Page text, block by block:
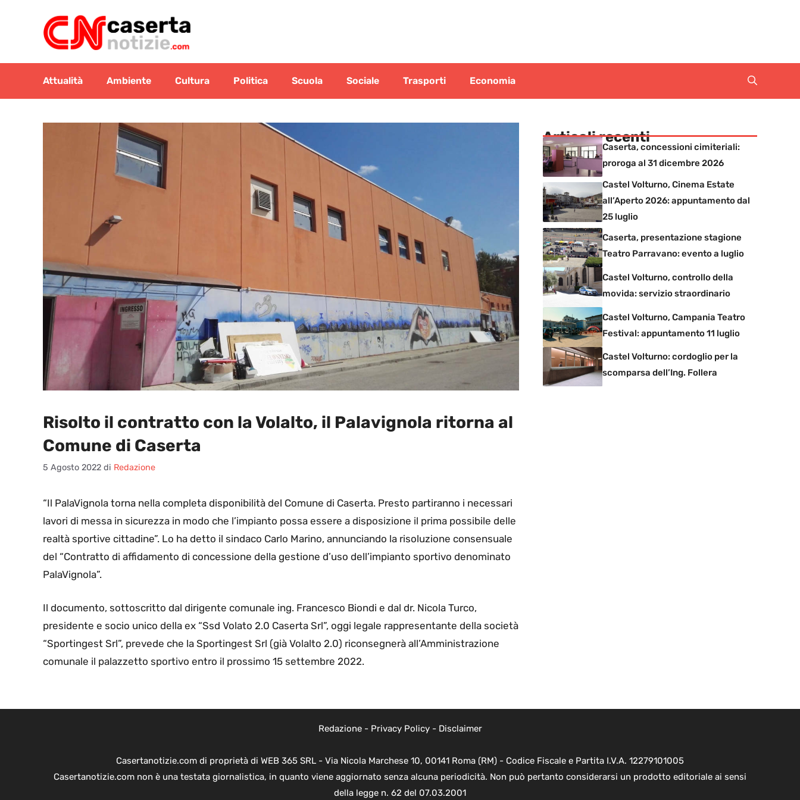
contenuto
Attualità Ambiente Cultura Politica Scuola Sociale Trasporti Economia
Risolto il contratto con la Volalto, il Palavignola ritorna al
Comune di Caserta
5 Agosto 2022 di Redazione
“Il PalaVignola torna nella completa disponibilità del Comune di Caserta. Presto partiranno i necessari
lavori di messa in sicurezza in modo che l’impianto possa essere a disposizione il prima possibile delle
realtà sportive cittadine”. Lo ha detto il sindaco Carlo Marino, annunciando la risoluzione consensuale
del “Contratto di affidamento di concessione della gestione d’uso dell’impianto sportivo denominato
PalaVignola”.
Il documento, sottoscritto dal dirigente comunale ing. Francesco Biondi e dal dr. Nicola Turco,
presidente e socio unico della ex “Ssd Volato 2.0 Caserta Srl”, oggi legale rappresentante della società
“Sportingest Srl”, prevede che la Sportingest Srl (già Volalto 2.0) riconsegnerà all’Amministrazione
comunale il palazzetto sportivo entro il prossimo 15 settembre 2022.
Articoli recenti
Caserta, concessioni cimiteriali:
proroga al 31 dicembre 2026
Castel Volturno, Cinema Estate
all’Aperto 2026: appuntamento dal
25 luglio
Caserta, presentazione stagione
Teatro Parravano: evento a luglio
Castel Volturno, controllo della
movida: servizio straordinario
Castel Volturno, Campania Teatro
Festival: appuntamento 11 luglio
Castel Volturno: cordoglio per la
scomparsa dell’Ing. Follera
Redazione- Privacy Policy- Disclaimer
Casertanotizie.com di proprietà di WEB 365 SRL - Via Nicola Marchese 10, 00141 Roma (RM) - Codice Fiscale e Partita I.V.A. 12279101005
Casertanotizie.com non è una testata giornalistica, in quanto viene aggiornato senza alcuna periodicità. Non può pertanto considerarsi un prodotto editoriale ai sensi
della legge n. 62 del 07.03.2001